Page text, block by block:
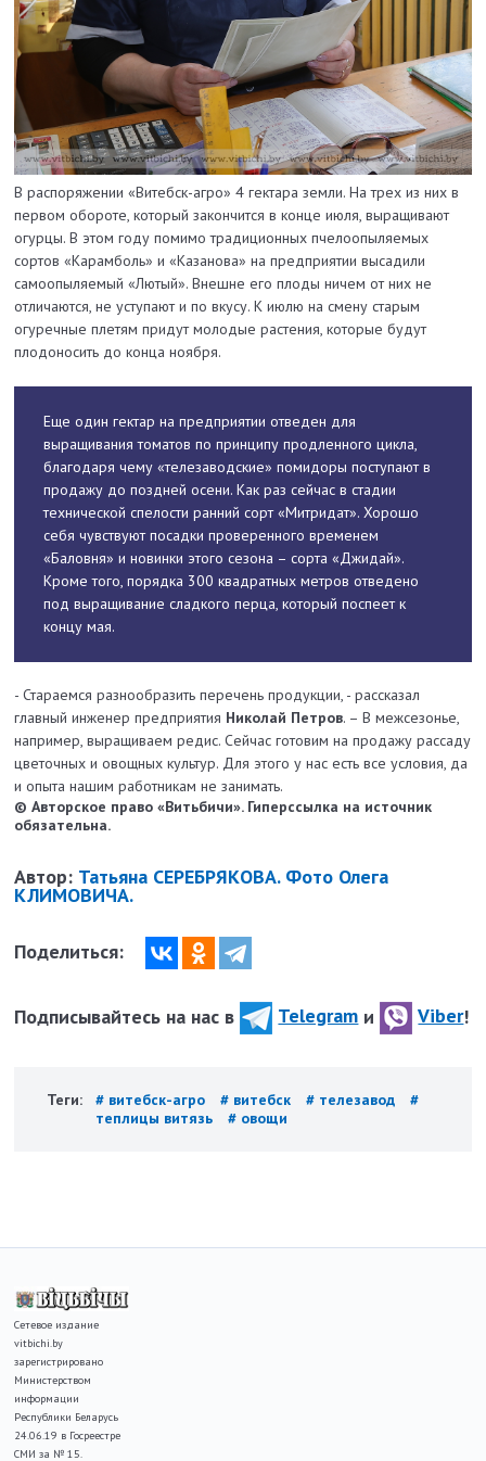
В распоряжении «Витебск-агро» 4 гектара земли. На трех из них в
первом обороте, который закончится в конце июля, выращивают
огурцы. В этом году помимо традиционных пчелоопыляемых
сортов «Карамболь» и «Казанова» на предприятии высадили
самоопыляемый «Лютый». Внешне его плоды ничем от них не
отличаются, не уступают и по вкусу. К июлю на смену старым
огуречные плетям придут молодые растения, которые будут
плодоносить до конца ноября.
Еще один гектар на предприятии отведен для
выращивания томатов по принципу продленного цикла,
благодаря чему «телезаводские» помидоры поступают в
продажу до поздней осени. Как раз сейчас в стадии
технической спелости ранний сорт «Митридат». Хорошо
себя чувствуют посадки проверенного временем
«Баловня» и новинки этого сезона – сорта «Джидай».
Кроме того, порядка 300 квадратных метров отведено
под выращивание сладкого перца, который поспеет к
концу мая.
- Стараемся разнообразить перечень продукции, - рассказал
главный инженер предприятия Николай Петров. – В межсезонье,
например, выращиваем редис. Сейчас готовим на продажу рассаду
цветочных и овощных культур. Для этого у нас есть все условия, да
и опыта нашим работникам не занимать.
© Авторское право «Витьбичи». Гиперссылка на источник
обязательна.
Автор: Татьяна СЕРЕБРЯКОВА. Фото Олега
КЛИМОВИЧА.
Поделиться:
Подписывайтесь на нас в Telegram и Viber!
Теги: # витебск-агро # витебск # телезавод
#
теплицы витязь
# овощи
Сетевое издание
vitbichi.by
зарегистрировано
Министерством
информации
Республики Беларусь
24.06.19 в Госреестре
СМИ за № 15.